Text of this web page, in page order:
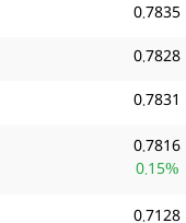
0.7835
0.7828
0.7831
0.7816
0.15%
0.7128